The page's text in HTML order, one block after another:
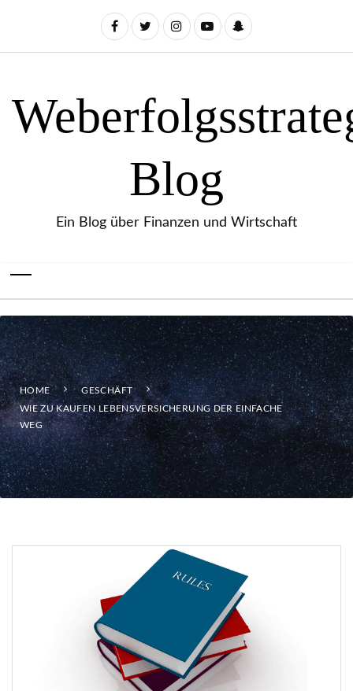
Blog
Ein Blog über Finanzen und Wirtschaft
HOME
GESCHÄFT
WIE ZU KAUFEN LEBENSVERSICHERUNG DER EINFACHE
WEG